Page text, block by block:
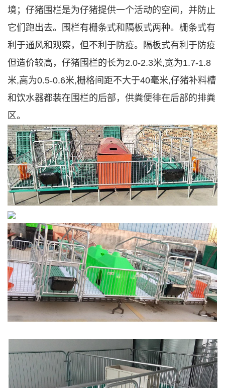
境；仔猪围栏是为仔猪提供一个活动的空间，并防止
它们跑出去。围栏有栅条式和隔板式两种。栅条式有
利于通风和观察，但不利于防疫。隔板式有利于防疫
但造价较高，仔猪围栏的长为2.0-2.3米,宽为1.7-1.8
米,高为0.5-0.6米,栅格间距不大于40毫米,仔猪补料槽
和饮水器都装在围栏的后部，供粪便徘在后部的排粪
区。